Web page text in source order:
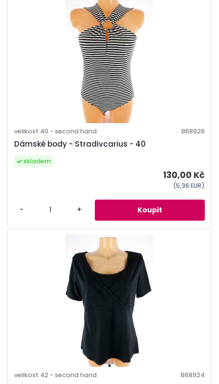
Dámské body - Stradivcarius - 40
velikost 40 - second hand B68928
130,00 Kč
(5,36 EUR)
skladem
- +
velikost 42 - second hand B68924